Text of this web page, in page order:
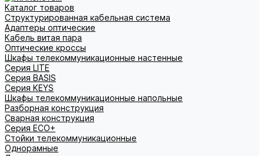
Каталог товаров
Структурированная кабельная система
Адаптеры оптические
Кабель витая пара
Оптические кроссы
Шкафы телекоммуникационные настенные
Cерия LITE
Cерия BASIS
Cерия KEYS
Шкафы телекоммуникационные напольные
Разборная конструкция
Сварная конструкция
Серия ECO+
Стойки телекоммуникационные
Однорамные